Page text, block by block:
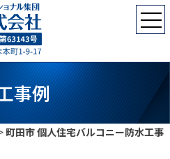
事例
町田市 個人住宅バルコニー防水工事